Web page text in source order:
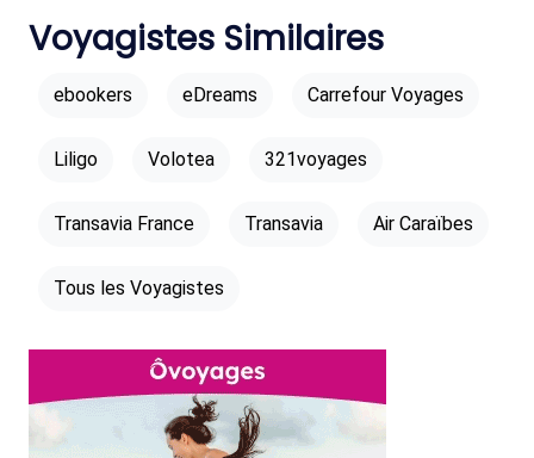
Voyagistes Similaires
ebookers eDreams Carrefour Voyages
Liligo Volotea 321voyages
Transavia France Transavia Air Caraïbes
Tous les Voyagistes